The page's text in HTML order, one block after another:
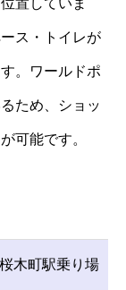
ス・トイレが
。ワールドポ
ため、ショッ
可能です。
桜木町駅乗り場